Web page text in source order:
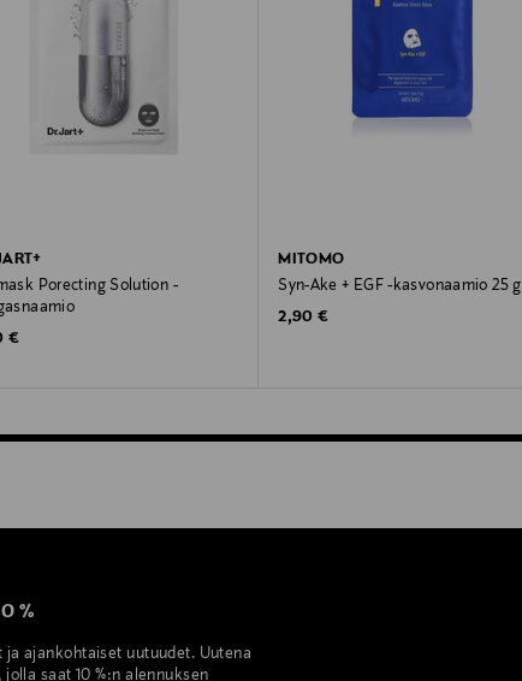
Porecting Solution -
Price
€
MITOMO
Syn-Ake + EGF -kasvonaamio 25 g
Original Price
2,90 €
%
ajankohtaiset uutuudet. Uutena
saat 10 %:n alennuksen